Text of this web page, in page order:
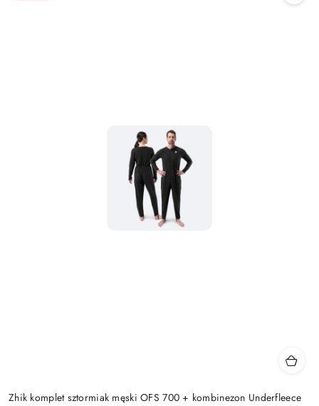
Zhik komplet sztormiak męski OFS 700 + kombinezon Underfleece